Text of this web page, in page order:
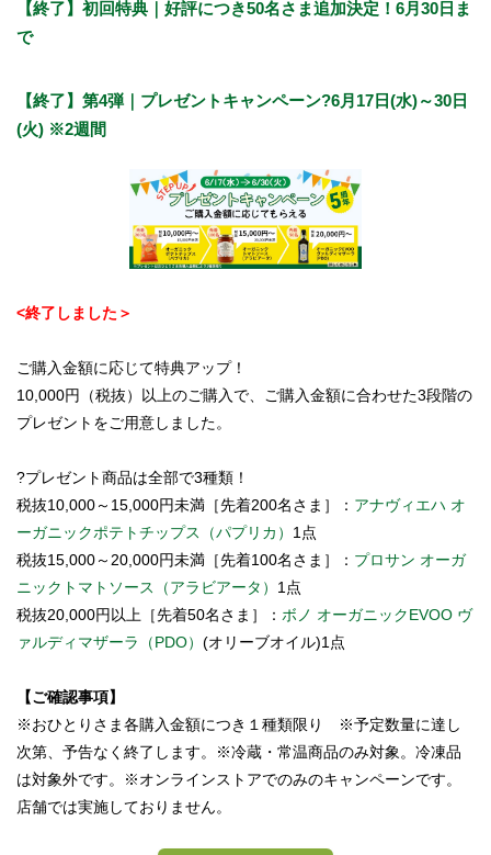
【終了】初回特典｜好評につき50名さま追加決定！6月30日ま
で
【終了】第4弾｜プレゼントキャンペーン?6月17日(水)～30日
(火) ※2週間
<終了しました＞
ご購入金額に応じて特典アップ！
10,000円（税抜）以上のご購入で、ご購入金額に合わせた3段階の
プレゼントをご用意しました。
?プレゼント商品は全部で3種類！
税抜10,000～15,000円未満［先着200名さま］： アナヴィエハ オ
ーガニックポテトチップス（パプリカ） 1点
税抜15,000～20,000円未満［先着100名さま］： プロサン オーガ
ニックトマトソース（アラビアータ） 1点
税抜20,000円以上［先着50名さま］： ボノ オーガニックEVOO ヴ
ァルディマザーラ（PDO） (オリーブオイル)1点
【ご確認事項】
※おひとりさま各購入金額につき１種類限り ※予定数量に達し
次第、予告なく終了します。※冷蔵・常温商品のみ対象。冷凍品
は対象外です。※オンラインストアでのみのキャンペーンです。
店舗では実施しておりません。